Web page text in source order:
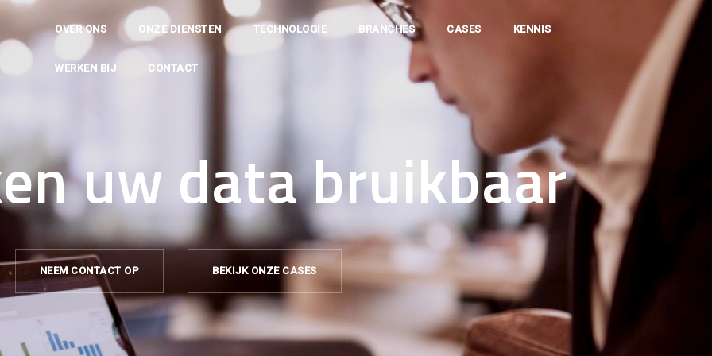
OVER ONS ONZE DIENSTEN TECHNOLOGIE BRANCHES CASES KENNIS
WERKEN BIJ CONTACT
uw data bruikbaar
NEEM CONTACT OP BEKIJK ONZE CASES